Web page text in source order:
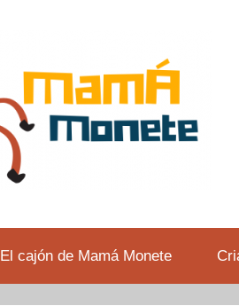
El cajón de Mamá Monete